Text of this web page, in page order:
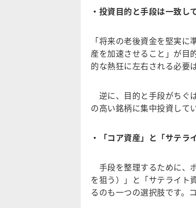
・投資目的と手段は一致し
「将来の老後資金を堅実
産を加速させること」が目
的な熱狂に左右される必要
逆に、目的と手段がちぐ
の高い銘柄に集中投資して
・「コア資産」と「サテラ
手段を整理するために、
を狙う）」と「サテライト
るのも一つの選択肢です。